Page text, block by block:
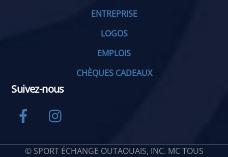
ENTREPRISE
LOGOS
EMPLOIS
CHÈQUES CADEAUX
Suivez-nous
Facebook
© SPORT ÉCHANGE OUTAOUAIS, INC. MC TOUS